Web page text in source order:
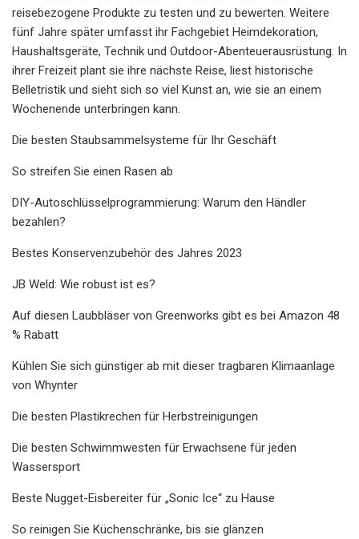
reisebezogene Produkte zu testen und zu bewerten. Weitere
fünf Jahre später umfasst ihr Fachgebiet Heimdekoration,
Haushaltsgeräte, Technik und Outdoor-Abenteuerausrüstung. In
ihrer Freizeit plant sie ihre nächste Reise, liest historische
Belletristik und sieht sich so viel Kunst an, wie sie an einem
Wochenende unterbringen kann.
Die besten Staubsammelsysteme für Ihr Geschäft
So streifen Sie einen Rasen ab
DIY-Autoschlüsselprogrammierung: Warum den Händler
bezahlen?
Bestes Konservenzubehör des Jahres 2023
JB Weld: Wie robust ist es?
Auf diesen Laubbläser von Greenworks gibt es bei Amazon 48
% Rabatt
Kühlen Sie sich günstiger ab mit dieser tragbaren Klimaanlage
von Whynter
Die besten Plastikrechen für Herbstreinigungen
Die besten Schwimmwesten für Erwachsene für jeden
Wassersport
Beste Nugget-Eisbereiter für „Sonic Ice“ zu Hause
So reinigen Sie Küchenschränke, bis sie glänzen